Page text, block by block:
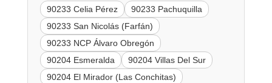
90233 Celia Pérez
90233 Pachuquilla
90233 San Nicolás (Farfán)
90233 NCP Álvaro Obregón
90204 Esmeralda
90204 Villas Del Sur
90204 El Mirador (Las Conchitas)